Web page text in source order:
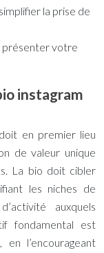
la prise de
présenter votre
instagram
en premier lieu
de valeur unique
La bio doit cibler
les niches de
auxquels
fondamental est
l’encourageant